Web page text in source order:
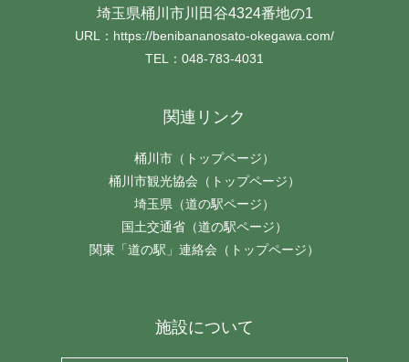
埼玉県桶川市川田谷4324番地の1
URL：https://benibananosato-okegawa.com/
TEL：048-783-4031
関連リンク
桶川市（トップページ）
桶川市観光協会（トップページ）
埼玉県（道の駅ページ）
国土交通省（道の駅ページ）
関東「道の駅」連絡会（トップページ）
施設について